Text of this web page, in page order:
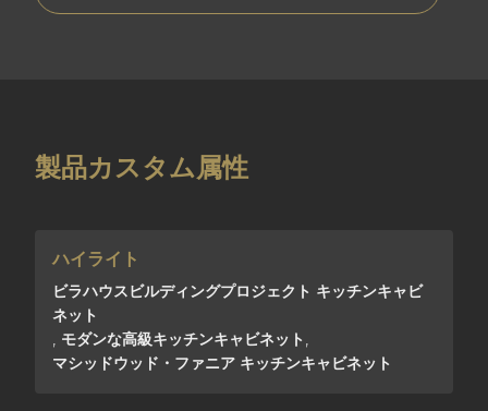
製品カスタム属性
ハイライト
ビラハウスビルディングプロジェクト キッチンキャビ
ネット
, モダンな高級キッチンキャビネット ,
マシッドウッド・ファニア キッチンキャビネット